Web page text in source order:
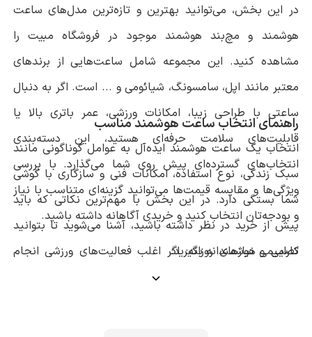
در این بخش، می‌توانید بهترین و تازه‌ترین مدل‌های ساعت
هوشمند و مچ‌بند هوشمند موجود در فروشگاه مبیت را
مشاهده کنید. این مجموعه شامل ساعت‌هایی از برندهای
معتبر مانند اپل، سامسونگ، شیائومی و ... است. اگر به دنبال
ساعتی با طراحی زیبا، امکانات ورزشی، عمر باتری بالا یا
قابلیت‌های سلامت حرفه‌ای هستید، این دسته‌بندی
انتخاب‌های گسترده‌ای پیش روی شما می‌گذارد. با بررسی
ویژگی‌ها و مقایسه قیمت‌ها می‌توانید گزینه‌ای متناسب با نیاز
و بودجه‌تان انتخاب کنید و خریدی آگاهانه داشته باشید.
راهنمای انتخاب ساعت هوشمند مناسب
انتخاب یک ساعت هوشمند ایده‌آل به عوامل گوناگونی مانند
سبک زندگی، نوع استفاده، امکانات فنی و سازگاری با گوشی
شما بستگی دارد. در این بخش با مهم‌ترین نکاتی که باید
پیش از خرید در نظر داشته باشید، آشنا می‌شوید تا بتوانید
تصمیمی هوشمندانه بگیرید:
کارایی و نیازهای روزانه: اگر اغلب فعالیت‌های ورزشی انجام
می‌دهید یا می‌خواهید وضعیت سلامت خود را پیگیری کنید،